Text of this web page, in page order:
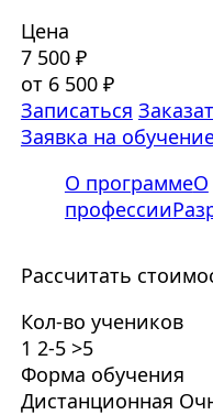
Цена
7 500 ₽
от 6 500 ₽
Записаться
Заявка на
О программеО
профессии
Рассчитать
Кол-во учеников
1 2-5 >5
Форма обучения
Дистанционная